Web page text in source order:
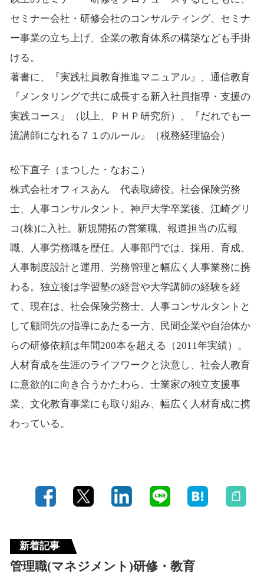
セミナー会社・研修会社のコンサルティング、セミナ
ー事業の立ち上げ、企業の教育体系の構築なども手掛
ける。
著書に、『実践社員教育推進マニュアル』、通信教育
『メンタリングで共に成長する新入社員指導・支援の
実践コース』（以上、ＰＨＰ研究所）、『だれでも一
流講師になれる７１のルール』（税務経理協会）
松下直子（まつした・なおこ）
株式会社オフィスあん 代表取締役。社会保険労務
士、人事コンサルタント。神戸大学卒業後、江崎グリ
コ(株)に入社。新規開拓の営業職、報道担当の広報
職、人事労務職を歴任。人事部門では、採用、育成、
人事制度設計と運用、労務管理と幅広く人事業務に携
わる。独立後は学習塾の経営や大学講師の経験を経
て、現在は、社会保険労務士、人事コンサルタントと
して顧問先の指導にあたる一方、民間企業や自治体か
らの研修依頼は年間200本を超える（2011年実績）。
人材育成を生涯のライフワークと決意し、社会人教育
に意欲的に向き合うかたわら、士業家の独立支援事
業、文化教育事業にも取り組み、幅広く人材育成に携
わっている。
新着記事
管理職(マネジメント)研修・教育